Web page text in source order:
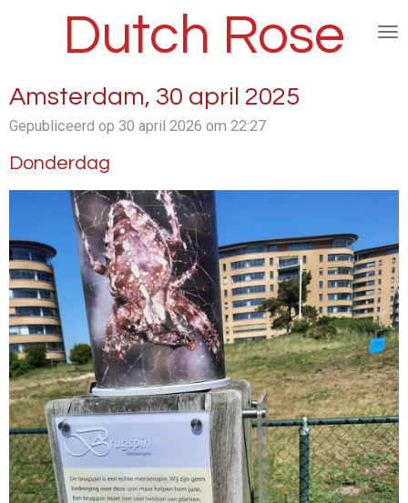
de
hoofdinhoud
Dutch Rose
Amsterdam, 30 april 2025
Gepubliceerd op 30 april 2026 om 22:27
Donderdag